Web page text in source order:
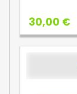
30,00 €